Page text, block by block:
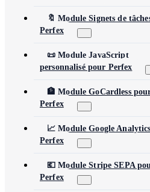
🔖 Module Signets de
Perfex
📜 Module JavaScript
personnalisé pour Perfex
🏦 Module GoCardless
Perfex
📈 Module Google
Perfex
💶 Module Stripe SEPA
Perfex